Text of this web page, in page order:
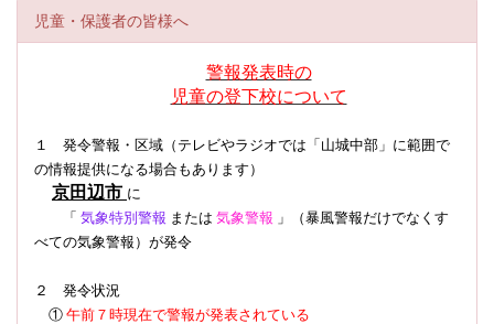
児童・保護者の皆様へ
警報発表時の
児童の登下校について
１ 発令警報・区域（テレビやラジオでは「山城中部」に範囲で
の情報提供になる場合もあります）
京田辺市 に
「 気象特別警報 または 気象警報 」（暴風警報だけでなくす
べての気象警報） が発令
２ 発令状況
① 午前７時現在で警報が発表されている